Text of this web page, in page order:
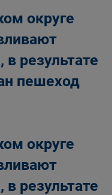
округе
результате
пешеход
округе
результате